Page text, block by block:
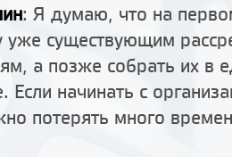
: Я думаю, что на
уже существующим
а позже собрать их в
Если начинать с
потерять много